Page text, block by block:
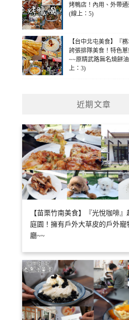
烤鴨店！內用、外帶通
(線上：5)
【台中北屯美食】『
誇張排隊美食！特色
~~原精武路無名燒餅
上：3)
近期文章
【苗栗竹南美食】『光悅咖啡』
庭園！擁有戶外大草皮的戶外寵
廳~~